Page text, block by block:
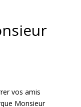
vos amis
Monsieur